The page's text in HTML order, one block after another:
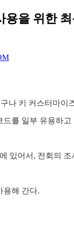
용을 위한
나 키 커스터마이
드를 일부 유용하고
있어서, 전회의 조
용해 간다.